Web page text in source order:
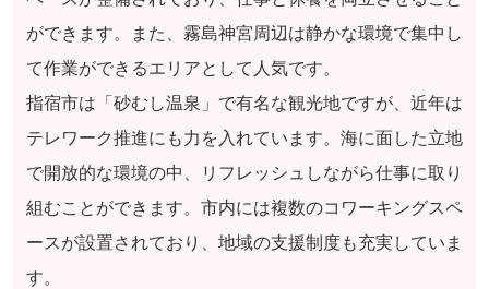
ができます。また、霧島神宮周辺は静かな環境で集中し
て作業ができるエリアとして人気です。
指宿市は「砂むし温泉」で有名な観光地ですが、近年は
テレワーク推進にも力を入れています。海に面した立地
で開放的な環境の中、リフレッシュしながら仕事に取り
組むことができます。市内には複数のコワーキングスペ
ースが設置されており、地域の支援制度も充実していま
す。